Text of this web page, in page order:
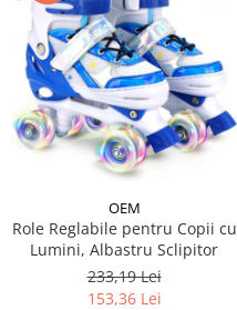
OEM
Role Reglabile pentru Copii cu
Lumini, Albastru Sclipitor
233,19 Lei
153,36 Lei